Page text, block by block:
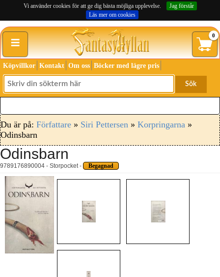
Vi använder cookies för att ge dig bästa möjliga upplevelse.
Jag förstår
Läs mer om cookies
≡ 0
Köpvillkor Kontakt Om oss Böcker med lägre pris
Sök
Du är på: Författare » Siri Pettersen » Korpringarna »
Odinsbarn
Odinsbarn
9789176890004 - Storpocket - Begagnad